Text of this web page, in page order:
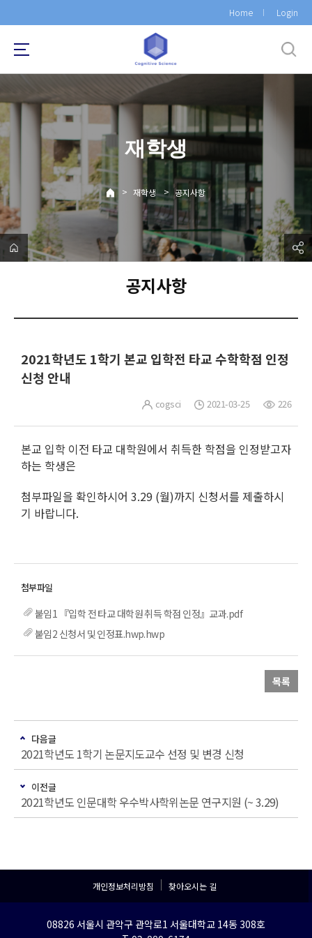
로
메
Home Login
재학생
> 재학생 > 공지사항
공지사항
2021학년도 1학기 본교 입학전 타교 수학학점 인정
신청 안내
cogsci 2021-03-25 226
본교 입학 이전 타교 대학원에서 취득한 학점을 인정받고자
하는 학생은
첨부파일을 확인하시어 3.29 (월)까지 신청서를 제출하시
기 바랍니다.
붙임1 『입학 전 타교 대학원 취득 학점 인정』교과.pdf
붙임2 신청서 및 인정표.hwp.hwp
목록
다음글
2021학년도 1학기 논문지도교수 선정 및 변경 신청
이전글
2021학년도 인문대학 우수박사학위논문 연구지원 (~ 3.29)
개인정보처리방침 찾아오시는 길
08826 서울시 관악구 관악로1 서울대학교 14동 308호